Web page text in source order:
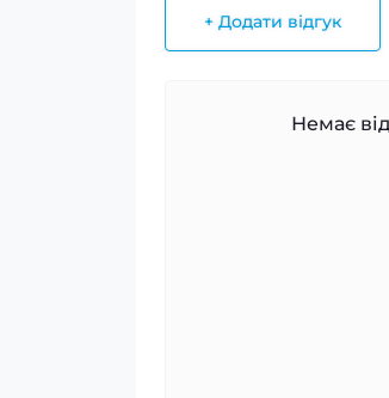
+ Додати відгук
Немає